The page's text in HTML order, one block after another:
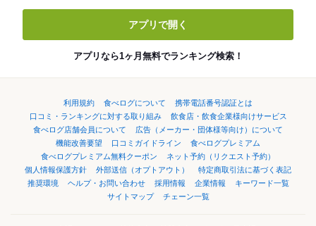
アプリで開く
アプリなら1ヶ月無料でランキング検索！
利用規約 食べログについて
携帯電話番号認証とは
口コミ・ランキングに対する取り組み
飲食店・飲食企業様向けサービス
食べログ店舗会員について
広告（メーカー・団体様等向け）について
機能改善要望
口コミガイドライン
食べログプレミアム
食べログプレミアム無料クーポン
ネット予約（リクエスト予約）
個人情報保護方針
外部送信（オプトアウト）
特定商取引法に基づく表記
推奨環境
ヘルプ・お問い合わせ 採用情報 企業情報
キーワード一覧
サイトマップ
チェーン一覧